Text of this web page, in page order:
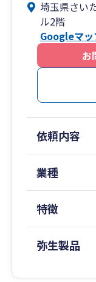
税務以外のお
埼玉県さい
ル2階
Googleマッ
お
依頼内容
業種
特徴
弥生製品